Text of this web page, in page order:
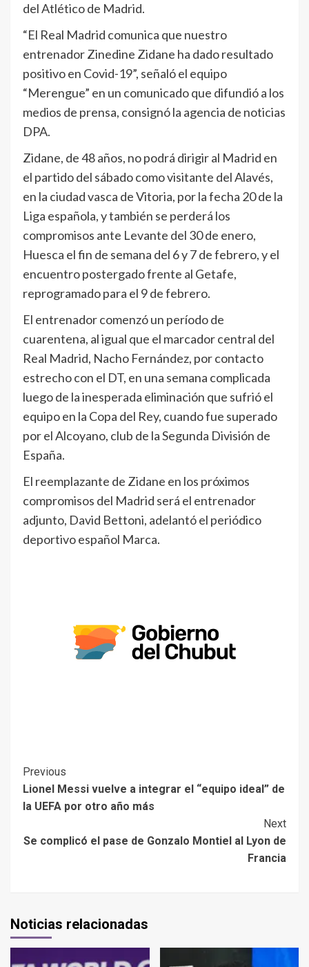
del Atlético de Madrid.
“El Real Madrid comunica que nuestro
entrenador Zinedine Zidane ha dado resultado
positivo en Covid-19”, señaló el equipo
“Merengue” en un comunicado que difundió a los
medios de prensa, consignó la agencia de noticias
DPA.
Zidane, de 48 años, no podrá dirigir al Madrid en
el partido del sábado como visitante del Alavés,
en la ciudad vasca de Vitoria, por la fecha 20 de la
Liga española, y también se perderá los
compromisos ante Levante del 30 de enero,
Huesca el fin de semana del 6 y 7 de febrero, y el
encuentro postergado frente al Getafe,
reprogramado para el 9 de febrero.
El entrenador comenzó un período de
cuarentena, al igual que el marcador central del
Real Madrid, Nacho Fernández, por contacto
estrecho con el DT, en una semana complicada
luego de la inesperada eliminación que sufrió el
equipo en la Copa del Rey, cuando fue superado
por el Alcoyano, club de la Segunda División de
España.
El reemplazante de Zidane en los próximos
compromisos del Madrid será el entrenador
adjunto, David Bettoni, adelantó el periódico
deportivo español Marca.
Previous
Lionel Messi vuelve a integrar el “equipo ideal” de
la UEFA por otro año más
Next
Se complicó el pase de Gonzalo Montiel al Lyon de
Francia
Noticias relacionadas